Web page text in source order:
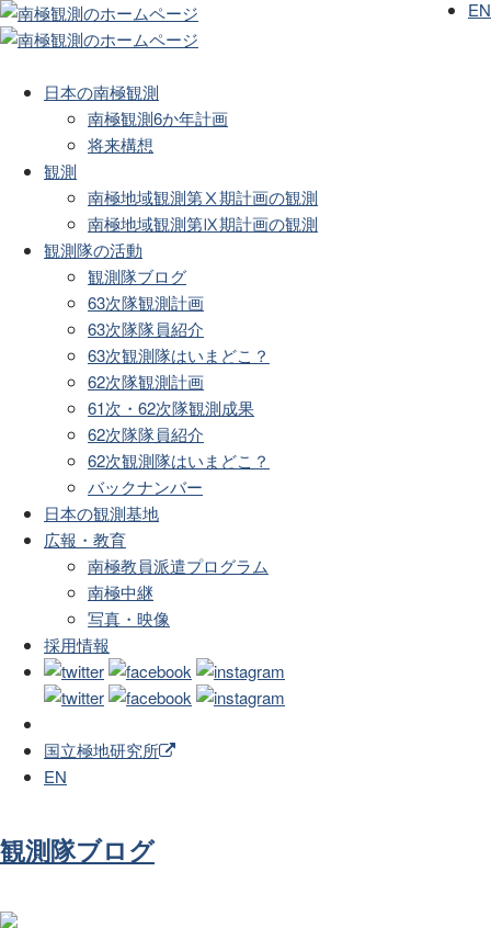
日本の南極観測
南極観測6か年計画
将来構想
観測
南極地域観測第Ⅹ期計画の観測
南極地域観測第Ⅸ期計画の観測
観測隊の活動
観測隊ブログ
63次隊観測計画
63次隊隊員紹介
63次観測隊はいまどこ？
62次隊観測計画
61次・62次隊観測成果
62次隊隊員紹介
62次観測隊はいまどこ？
バックナンバー
日本の観測基地
広報・教育
南極教員派遣プログラム
南極中継
写真・映像
採用情報
国立極地研究所
EN
EN
観測隊ブログ